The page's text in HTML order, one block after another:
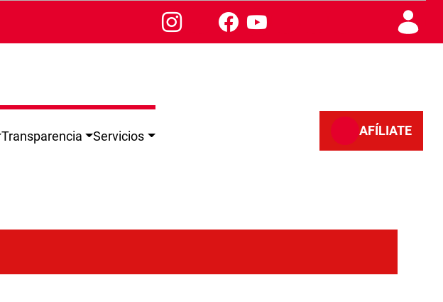
Transparencia Servicios AFÍLIATE